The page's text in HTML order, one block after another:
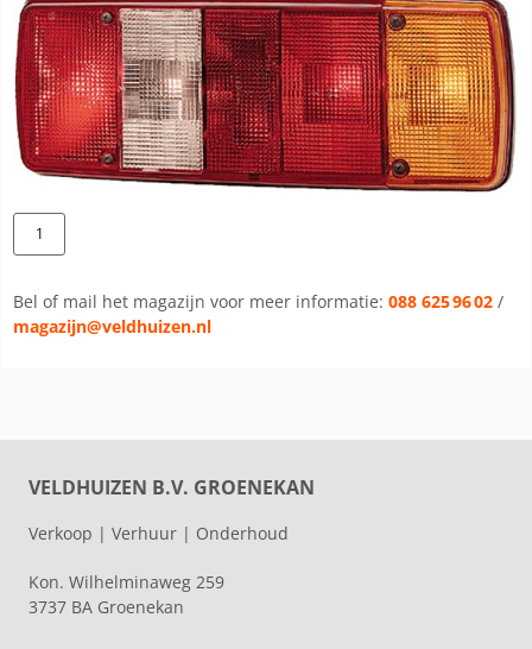
Bel of mail het magazijn voor meer informatie:088 625 96 02 /
magazijn@veldhuizen.nl
VELDHUIZEN B.V. GROENEKAN
Verkoop | Verhuur | Onderhoud
Kon. Wilhelminaweg 259
3737 BA Groenekan